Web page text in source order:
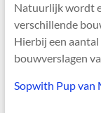
Natuurlijk wordt
verschillende
Hierbij een
bouwverslagen
Sopwith Pup van